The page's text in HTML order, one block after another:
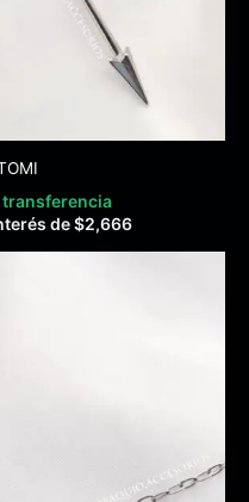
de$2,666